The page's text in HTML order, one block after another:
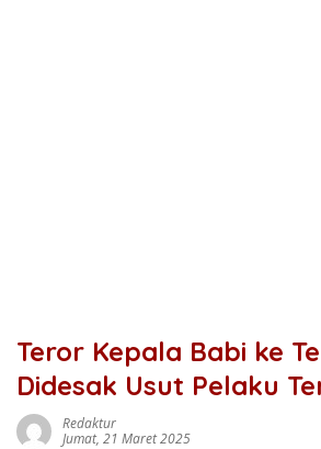
Teror Kepala Babi ke
Didesak Usut Pelaku
Redaktur
Jumat, 21 Maret 2025